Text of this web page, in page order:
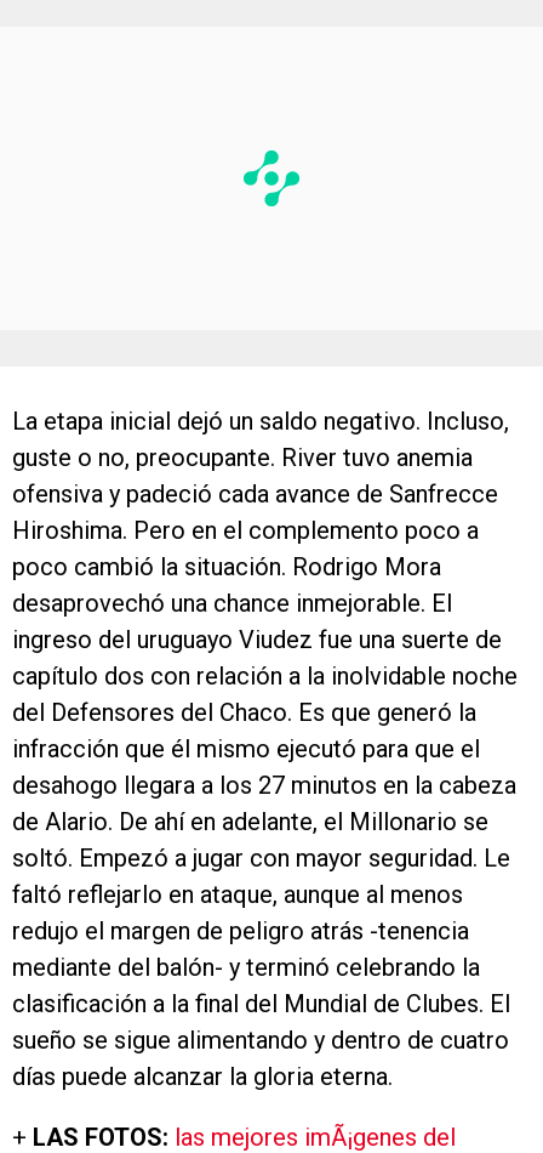
La etapa inicial dejó un saldo negativo. Incluso,
guste o no, preocupante. River tuvo anemia
ofensiva y padeció cada avance de Sanfrecce
Hiroshima. Pero en el complemento poco a
poco cambió la situación. Rodrigo Mora
desaprovechó una chance inmejorable. El
ingreso del uruguayo Viudez fue una suerte de
capítulo dos con relación a la inolvidable noche
del Defensores del Chaco. Es que generó la
infracción que él mismo ejecutó para que el
desahogo llegara a los 27 minutos en la cabeza
de Alario. De ahí en adelante, el Millonario se
soltó. Empezó a jugar con mayor seguridad. Le
faltó reflejarlo en ataque, aunque al menos
redujo el margen de peligro atrás -tenencia
mediante del balón- y terminó celebrando la
clasificación a la final del Mundial de Clubes. El
sueño se sigue alimentando y dentro de cuatro
días puede alcanzar la gloria eterna.
+ LAS FOTOS: las mejores imÃ¡genes del